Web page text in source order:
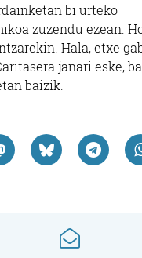
bi urteko
zuzendu ezean.
Hala, etxe
janari eske,
baizik.
Euskaltegiak
Pasaia